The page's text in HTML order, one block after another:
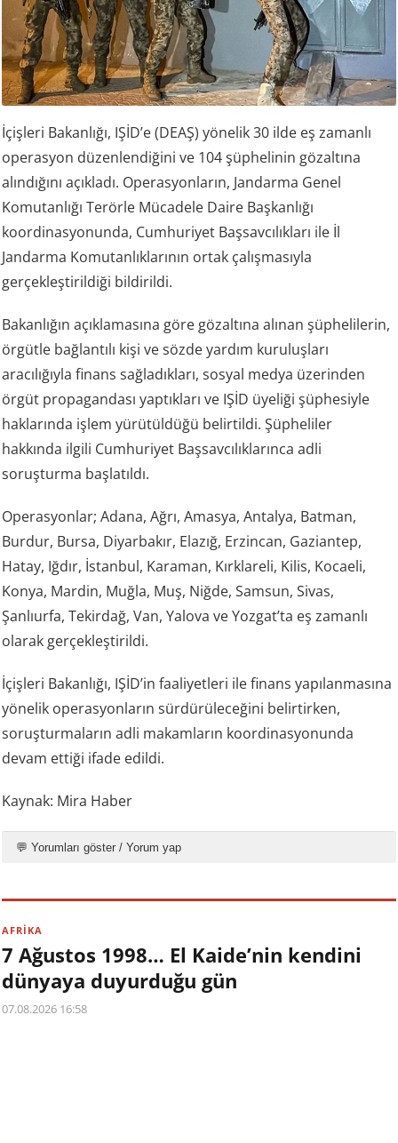
İçişleri Bakanlığı, IŞİD’e (DEAŞ) yönelik 30 ilde eş zamanlı
operasyon düzenlendiğini ve 104 şüphelinin gözaltına
alındığını açıkladı. Operasyonların, Jandarma Genel
Komutanlığı Terörle Mücadele Daire Başkanlığı
koordinasyonunda, Cumhuriyet Başsavcılıkları ile İl
Jandarma Komutanlıklarının ortak çalışmasıyla
gerçekleştirildiği bildirildi.
Bakanlığın açıklamasına göre gözaltına alınan şüphelilerin,
örgütle bağlantılı kişi ve sözde yardım kuruluşları
aracılığıyla finans sağladıkları, sosyal medya üzerinden
örgüt propagandası yaptıkları ve IŞİD üyeliği şüphesiyle
haklarında işlem yürütüldüğü belirtildi. Şüpheliler
hakkında ilgili Cumhuriyet Başsavcılıklarınca adli
soruşturma başlatıldı.
Operasyonlar; Adana, Ağrı, Amasya, Antalya, Batman,
Burdur, Bursa, Diyarbakır, Elazığ, Erzincan, Gaziantep,
Hatay, Iğdır, İstanbul, Karaman, Kırklareli, Kilis, Kocaeli,
Konya, Mardin, Muğla, Muş, Niğde, Samsun, Sivas,
Şanlıurfa, Tekirdağ, Van, Yalova ve Yozgat’ta eş zamanlı
olarak gerçekleştirildi.
İçişleri Bakanlığı, IŞİD’in faaliyetleri ile finans yapılanmasına
yönelik operasyonların sürdürüleceğini belirtirken,
soruşturmaların adli makamların koordinasyonunda
devam ettiği ifade edildi.
Kaynak: Mira Haber
💬 Yorumları göster / Yorum yap
AFRİKA
7 Ağustos 1998… El Kaide’nin kendini
dünyaya duyurduğu gün
07.08.2026 16:58